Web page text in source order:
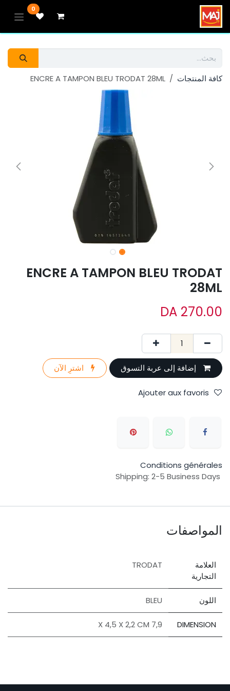
تخطي للذهاب إلى المحتوى 0
كافة المنتجات ENCRE A TAMPON BLEU TRODAT 28ML
ENCRE A TAMPON BLEU TRODAT
28ML
270.00
إضافة إلى عربة التسوق اشترِ الآن
Ajouter aux favoris
Conditions générales
المواصفات
العلامة
التجارية
TRODAT
اللون BLEU
DIMENSION
7,9 X 4,5 X 2,2 CM